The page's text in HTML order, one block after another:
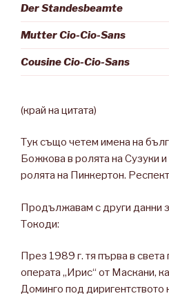
Der Standesbeamte
Mutter Cio-Cio-Sans
Cousine Cio-Cio-Sans
(край на цитата)
Тук също четем имена на
Божкова в ролята на Сузуки
ролята на Пинкертон.
Продължавам с други данни
Токоди:
През 1989 г. тя първа в света
операта „Ирис“ от Маскани,
Доминго под